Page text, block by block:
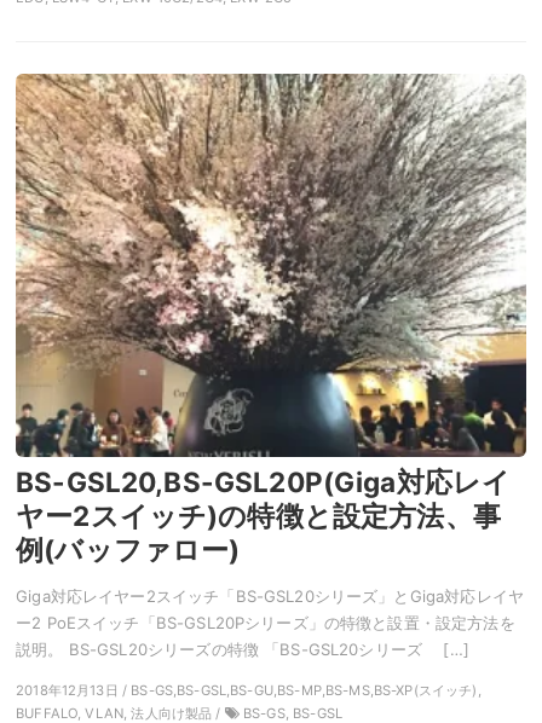
BS-GSL20,BS-GSL20P(Giga対応レイ
ヤー2スイッチ)の特徴と設定方法、事
例(バッファロー)
Giga対応レイヤー2スイッチ「BS-GSL20シリーズ」とGiga対応レイヤ
ー2 PoEスイッチ「BS-GSL20Pシリーズ」の特徴と設置・設定方法を
説明。 BS-GSL20シリーズの特徴 「BS-GSL20シリーズ […]
2018年12月13日 / BS-GS,BS-GSL,BS-GU,BS-MP,BS-MS,BS-XP(スイッチ),
BUFFALO, VLAN, 法人向け製品 /
BS-GS, BS-GSL